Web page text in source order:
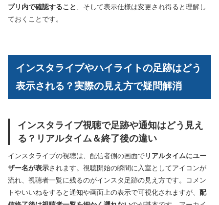
プリ内で確認すること
、そして表示仕様は変更され得ると理解し
ておくことです。
インスタライブやハイライトの足跡はどう
表示される？実際の見え方で疑問解消
インスタライブ視聴で足跡や通知はどう見え
る？リアルタイム＆終了後の違い
インスタライブの視聴は、配信者側の画面でリアルタイムにユー
ザー名が表示されます。視聴開始の瞬間に入室としてアイコンが
流れ、視聴者一覧に残るのがインスタ足跡の見え方です。コメン
トやいいねをすると通知や画面上の表示で可視化されますが、 配